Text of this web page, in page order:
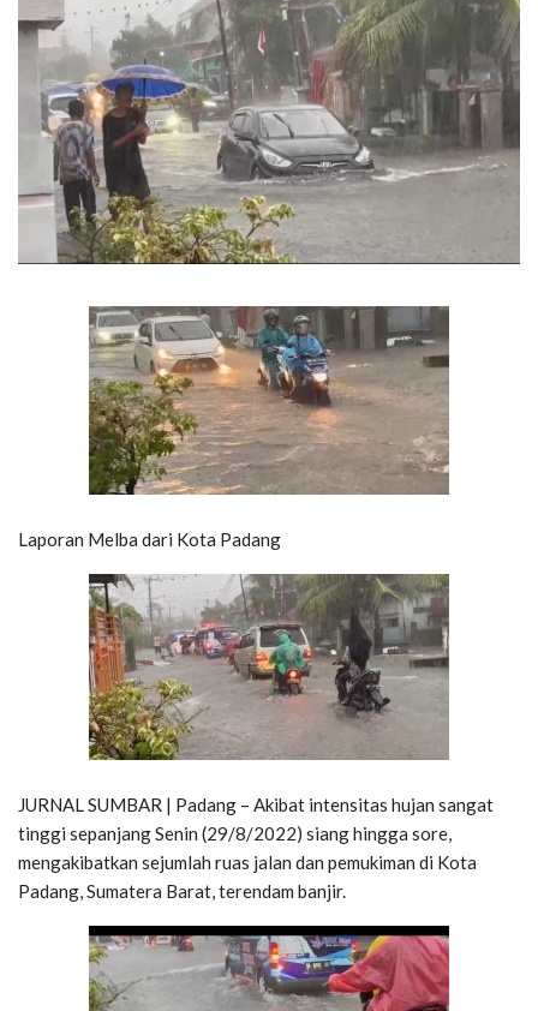
Laporan Melba dari Kota Padang
JURNAL SUMBAR | Padang – Akibat intensitas hujan sangat
tinggi sepanjang Senin (29/8/2022) siang hingga sore,
mengakibatkan sejumlah ruas jalan dan pemukiman di Kota
Padang, Sumatera Barat, terendam banjir.